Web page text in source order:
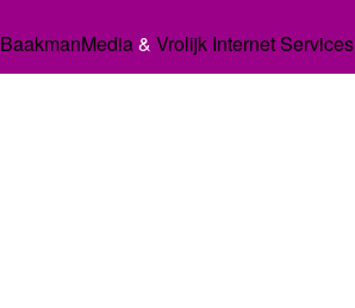
BaakmanMedia& Vrolijk Internet Services